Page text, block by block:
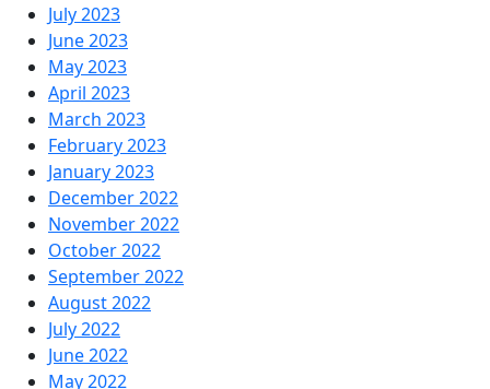
July 2023
June 2023
May 2023
April 2023
March 2023
February 2023
January 2023
December 2022
November 2022
October 2022
September 2022
August 2022
July 2022
June 2022
May 2022